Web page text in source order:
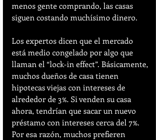
menos gente comprando, las casas
siguen costando muchísimo dinero.
Los expertos dicen que el mercado
está medio congelado por algo que
llaman el “lock-in effect”. Básicamente,
muchos dueños de casa tienen
hipotecas viejas con intereses de
alrededor de 3%. Si venden su casa
ahora, tendrían que sacar un nuevo
préstamo con intereses cerca del 7%.
Por esa razón, muchos prefieren